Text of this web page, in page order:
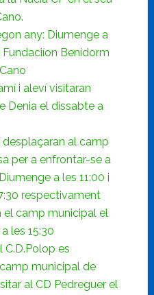
any: Diumenge a
Benidorm
i aleví visitaran
Denia el dissabte a
al camp
per a enfrontar-se a
a les 11:00 i
respectivament
el camp municipal el
les 15:30
C.D.Polop es
municipal de
al CD Pedreguer el